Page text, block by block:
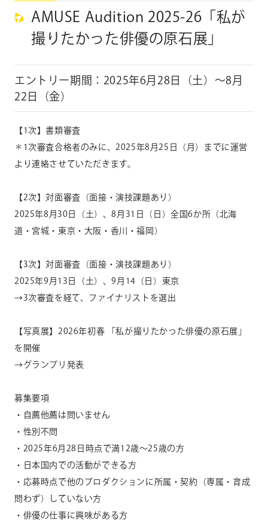
AMUSE Audition 2025-26「私が
撮りたかった俳優の原石展」
エントリー期間：2025年6月28日（土）〜8月
22日（金）
【 1次】書類審査
＊1次審査合格者のみに、2025年8 月 25 日（月）までに運営
より連絡させていただきます。
【 2次】対面審査（面接・演技課題あり）
2025年8 月 30 日（土）、8 月 31 日（日）全国6か所（北海
道・宮城・東京・大阪・香川・福岡）
【 3次】対面審査（面接・演技課題あり）
2025年9 月 13 日（土）、9月 14 （日）東京
→3次審査を経て、ファイナリストを選出
【写真展】 2026年初春 「私が撮りたかった俳優の原石展」
を開催
→グランプリ発表
募集要項
・自薦他薦は問いません
・性別不問
・ 2025年6月 28 日時点で満12歳〜25歳の方
・日本国内での活動ができる方
・応募時点で他のプロダクションに所属・契約（専属・育成
問わず）していない方
・俳優の仕事に興味がある方